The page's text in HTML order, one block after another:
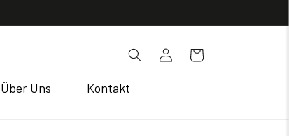
Über Uns Kontakt
EinloggenWarenkorb